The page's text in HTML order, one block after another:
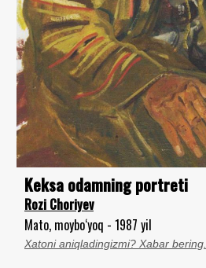
Keksa odamning portreti
Rozi Choriyev
Mato, moybo‘yoq - 1987 yil
Xatoni aniqladingizmi? Xabar bering.